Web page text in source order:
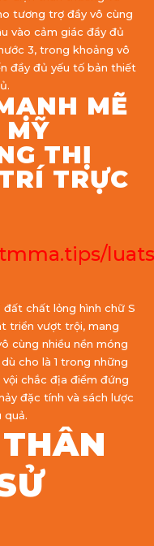
tương trợ đầy vô cùng
vào cảm giác đầy đủ
3, trong khoảng vô
đầy đủ yếu tố bản thiết
MẼ
THỊ
TRỰC
chất lỏng hình chữ S
triển vượt trội, mang
cùng nhiều nền móng
cho là 1 trong những
chắc địa điểm đứng
đặc tính và sách lược
quả.